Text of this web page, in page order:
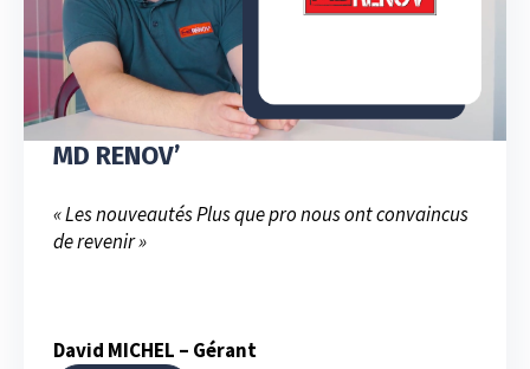
MD RENOV’
« Les nouveautés Plus que pro nous ont convaincus
de revenir »
David MICHEL – Gérant